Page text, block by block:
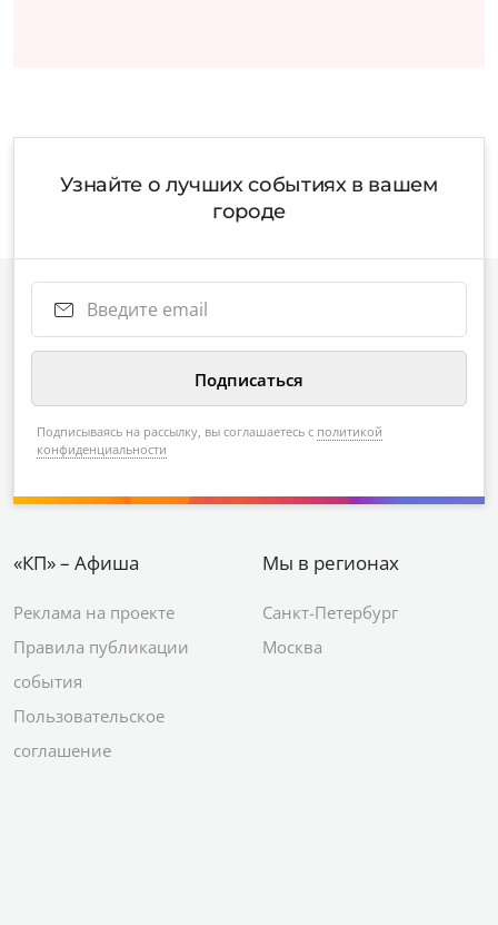
Узнайте о лучших событиях в вашем
городе
Подписываясь на рассылку, вы соглашаетесь с политикой
конфиденциальности
«КП» – Афиша
Реклама на проекте
Правила публикации
события
Пользовательское
соглашение
Мы в регионах
Санкт-Петербург
Москва